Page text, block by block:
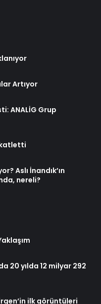
Artıyor
ANALİG Grup
katletti
Aslı İnandık’ın
nereli?
20 yılda 12 milyar 292
ilk görüntüleri